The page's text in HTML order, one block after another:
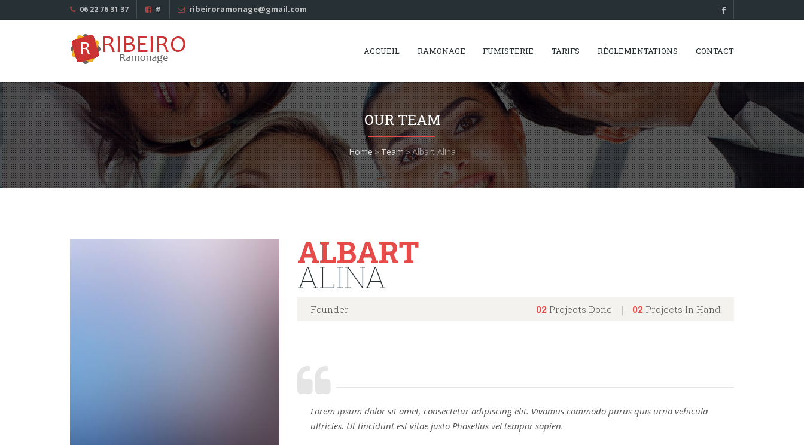
06 22 76 31 37 # ribeiroramonage@gmail.com
ACCUEIL RAMONAGE FUMISTERIE TARIFS RÈGLEMENTATIONS CONTACT
OUR TEAM
Home>Team>Albart Alina
ALBART
ALINA
Founder 02Projects Done | 02Projects In Hand
Lorem ipsum dolor sit amet, consectetur adipiscing elit. Vivamus commodo purus quis urna vehicula
ultricies. Ut tincidunt est vitae justo Phasellus vel tempor sapien.